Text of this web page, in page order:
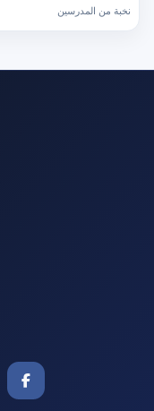
ثالث (رياضيات) التاسع
نخبة من المدرسين